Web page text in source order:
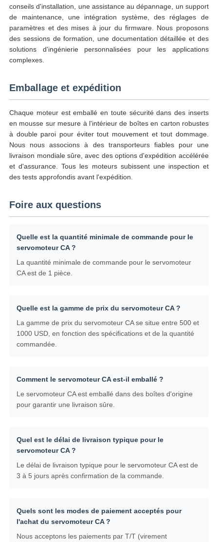
conseils d'installation, une assistance au dépannage, un support
de maintenance, une intégration système, des réglages de
paramètres et des mises à jour du firmware. Nous proposons
des sessions de formation, une documentation détaillée et des
solutions d'ingénierie personnalisées pour les applications
complexes.
Emballage et expédition
Chaque moteur est emballé en toute sécurité dans des inserts
en mousse sur mesure à l'intérieur de boîtes en carton robustes
à double paroi pour éviter tout mouvement et tout dommage.
Nous nous associons à des transporteurs fiables pour une
livraison mondiale sûre, avec des options d'expédition accélérée
et d'assurance. Tous les moteurs subissent une inspection et
des tests approfondis avant l'expédition.
Foire aux questions
Quelle est la quantité minimale de commande pour le
servomoteur CA ?
La quantité minimale de commande pour le servomoteur
CA est de 1 pièce.
Quelle est la gamme de prix du servomoteur CA ?
La gamme de prix du servomoteur CA se situe entre 500 et
1000 USD, en fonction des spécifications et de la quantité
commandée.
Comment le servomoteur CA est-il emballé ?
Le servomoteur CA est emballé dans des boîtes d'origine
pour garantir une livraison sûre.
Quel est le délai de livraison typique pour le
servomoteur CA ?
Le délai de livraison typique pour le servomoteur CA est de
3 à 5 jours après confirmation de la commande.
Quels sont les modes de paiement acceptés pour
l'achat du servomoteur CA ?
Nous acceptons les paiements par T/T (virement